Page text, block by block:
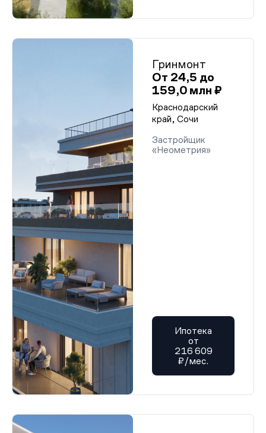
Гринмонт
От 24,5 до
159,0 млн ₽
Краснодарский
край, Сочи
Застройщик
«Неометрия»
Ипотека
от
216 609
₽/мес.